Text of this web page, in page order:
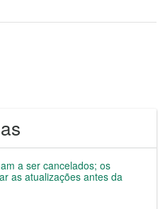
a ser cancelados; os
as atualizações antes da